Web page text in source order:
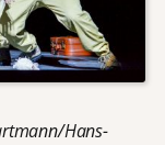
Hans-